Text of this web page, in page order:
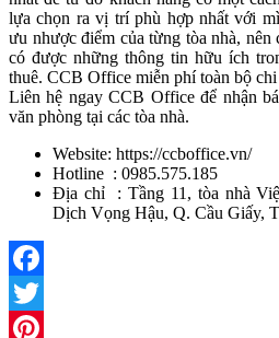
lựa chọn ra vị trí phù hợp nhất với
ưu nhược điểm của từng tòa nhà, nên
có được những thông tin hữu ích
thuê. CCB Office miễn phí toàn bộ
Liên hệ ngay CCB Office để nhận
văn phòng tại các tòa nhà.
Website: https://ccboffice.vn/
Hotline : 0985.575.185
Địa chỉ : Tầng 11, tòa nhà
Dịch Vọng Hậu, Q. Cầu Giấy,
Facebook
Twitter